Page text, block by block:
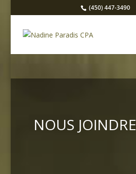
(450) 447-3490
NOUS JOINDRE